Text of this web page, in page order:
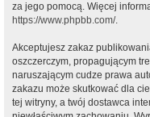
za jego pomocą. Więcej
https://www.phpbb.com/.
Akceptujesz zakaz
oszczerczym, propagującym
naruszającym cudze prawa
zakazu może skutkować dla
tej witryny, a twój dostawca